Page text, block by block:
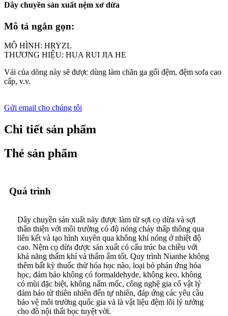
Dây chuyền sản xuất nệm xơ dừa
Mô tả ngắn gọn:
MÔ HÌNH: HRYZL
THƯƠNG HIỆU: HUA RUI JIA HE
Vải của dòng này sẽ được dùng làm chăn ga gối đệm, đệm sofa cao
cấp, v.v.
Gửi email cho chúng tôi
Chi tiết sản phẩm
Thẻ sản phẩm
Quá trình
Dây chuyền sản xuất này được làm từ sợi cọ dừa và sợi
thân thiện với môi trường có độ nóng chảy thấp thông qua
liên kết và tạo hình xuyên qua không khí nóng ở nhiệt độ
cao. Nệm cọ dừa được sản xuất có cấu trúc ba chiều với
khả năng thấm khí và thấm ẩm tốt. Quy trình Nianhe không
thêm bất kỳ thuốc thử hóa học nào, loại bỏ phản ứng hóa
học, đảm bảo không có formaldehyde, không keo, không
có mùi đặc biệt, không nấm mốc, công nghệ gia cố vật lý
đảm bảo từ thiên nhiên đến tự nhiên, đáp ứng các yêu cầu
bảo vệ môi trường quốc gia và là vật liệu đệm lõi lý tưởng
cho đồ nội thất bọc tuyệt vời.